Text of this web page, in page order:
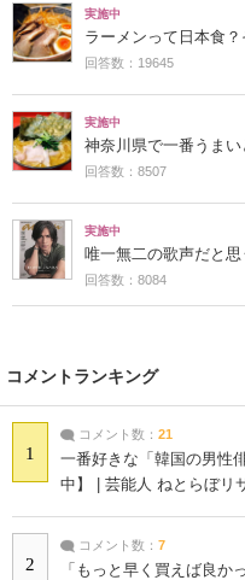
実施中
ラーメンって日本食
回答数：19645
実施中
神奈川県で一番うま
回答数：8507
実施中
唯一無二の歌声だと
回答数：8084
コメントランキング
1
コメント数： 21
一番好きな「韓国の男性
中】 | 芸能人 ねとらぼリ
2
コメント数： 7
「もっと早く買えば良